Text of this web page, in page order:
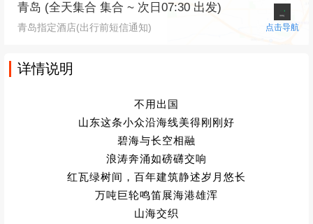
青岛 (全天集合 集合 ~ 次日07:30 出发)
青岛指定酒店(出行前短信通知) 点击导航
详情说明
不用出国
山东这条小众沿海线美得刚刚好
碧海与长空相融
浪涛奔涌如磅礴交响
红瓦绿树间，百年建筑静述岁月悠长
万吨巨轮鸣笛展海港雄浑
山海交织